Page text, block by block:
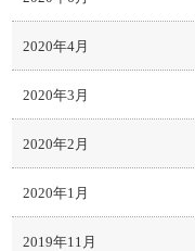
2020年4月
2020年3月
2020年2月
2020年1月
2019年11月